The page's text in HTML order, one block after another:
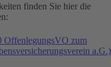
finden Sie hier die
OffenlegungsVO zum
a.G.)